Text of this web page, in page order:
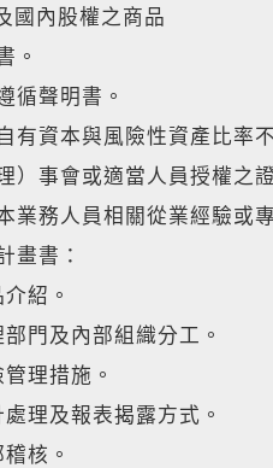
國內股權之商品
。
循聲明書。
有資本與風險性資產比率
）事會或適當人員授權之
業務人員相關從業經驗或
畫書：
紹。
門及內部組織分工。
理措施。
理及報表揭露方式。
核。